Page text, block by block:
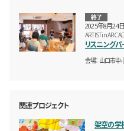
2025年8月24日
終了
ARTIST in
リスニングパ
会場 山口市中
関連プロジェクト
架空の学